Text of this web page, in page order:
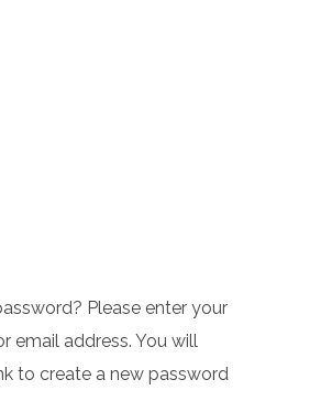
Please enter your
email address. You will
to create a new password